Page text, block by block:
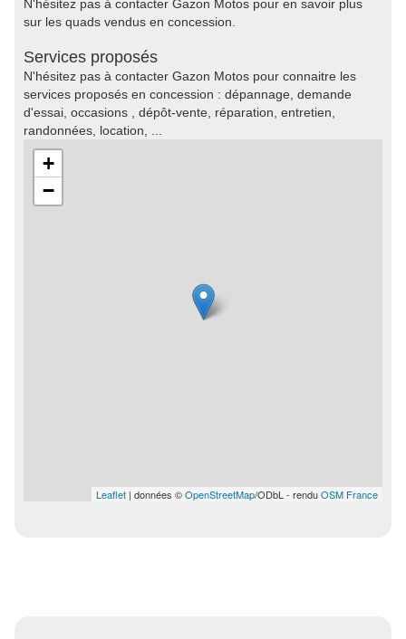
N'hésitez pas à contacter Gazon Motos pour en savoir plus
sur les quads vendus en concession.
Services proposés
N'hésitez pas à contacter Gazon Motos pour connaitre les
services proposés en concession : dépannage, demande
d'essai, occasions , dépôt-vente, réparation, entretien,
randonnées, location, ...
+
−
Leaflet | données ©OpenStreetMap/ODbL - renduOSM France